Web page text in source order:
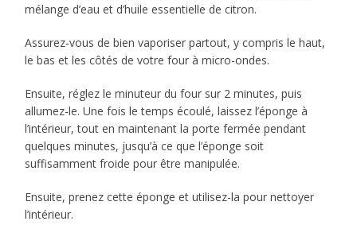
mélange d’eau et d’huile essentielle de citron.
Assurez-vous de bien vaporiser partout, y compris le haut,
le bas et les côtés de votre four à micro-ondes.
Ensuite, réglez le minuteur du four sur 2 minutes, puis
allumez-le. Une fois le temps écoulé, laissez l’éponge à
l’intérieur, tout en maintenant la porte fermée pendant
quelques minutes, jusqu’à ce que l’éponge soit
suffisamment froide pour être manipulée.
Ensuite, prenez cette éponge et utilisez-la pour nettoyer
l’intérieur.